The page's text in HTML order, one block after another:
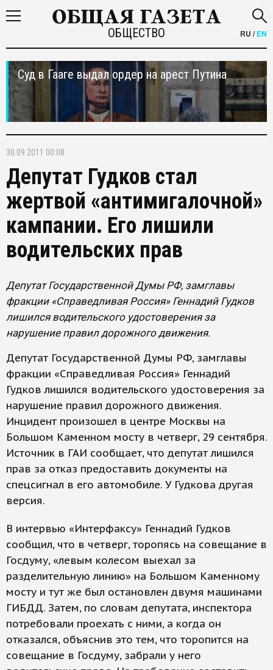
ОБЩЕСТВО RU /EN
Суд в Гааге выдал ордер на арест Путина
30.09.2011 00:08
Депутат Гудков стал
жертвой «антимигалочной»
кампании. Его лишили
водительских прав
Депутат Государственной Думы РФ, замглавы
фракции «Справедливая Россия» Геннадий Гудков
лишился водительского удостоверения за
нарушение правил дорожного движения.
Депутат Государственной Думы РФ, замглавы
фракции «Справедливая Россия» Геннадий
Гудков лишился водительского удостоверения за
нарушение правил дорожного движения.
Инцидент произошел в центре Москвы на
Большом Каменном мосту в четверг, 29 сентября.
Источник в ГАИ сообщает, что депутат лишился
прав за отказ предоставить документы на
спецсигнал в его автомобиле. У Гудкова другая
версия.
В интервью «Интерфаксу» Геннадий Гудков
сообщил, что в четверг, торопясь на совещание в
Госдуму, «левым колесом выехал за
разделительную линию» на Большом Каменному
мосту и тут же был остановлен двумя машинами
ГИБДД. Затем, по словам депутата, инспектора
потребовали проехать с ними, а когда он
отказался, объяснив это тем, что торопится на
совещание в Госдуму, забрали у него